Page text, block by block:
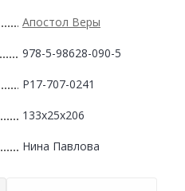
Апостол Веры
978-5-98628-090-5
Р17-707-0241
133x25x206
Нина Павлова